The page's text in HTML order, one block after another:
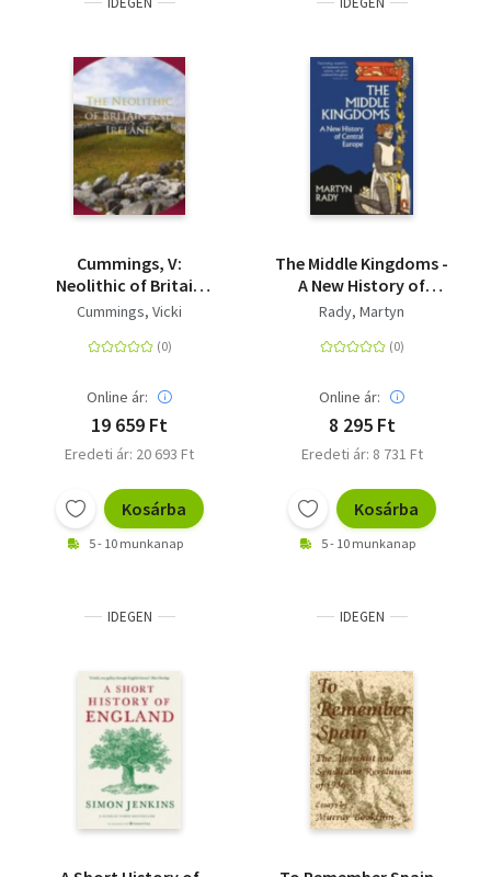
Cummings, V:
Neolithic of Britain
and Ireland
Cummings, Vicki
Online ár:
19 659 Ft
Eredeti ár: 20 693 Ft
Kosárba
5 - 10 munkanap
The Middle Kingdoms -
A New History of
Central Europe
Rady, Martyn
Online ár:
8 295 Ft
Eredeti ár: 8 731 Ft
Kosárba
5 - 10 munkanap
IDEGEN IDEGEN